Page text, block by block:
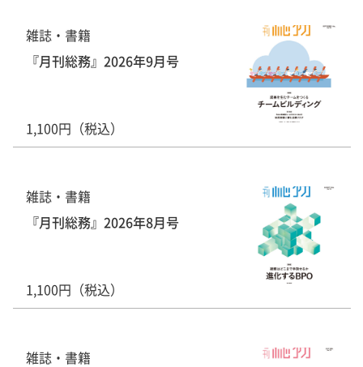
雑誌・書籍
『月刊総務』2026年9月号
1,100円（税込）
雑誌・書籍
『月刊総務』2026年8月号
1,100円（税込）
雑誌・書籍